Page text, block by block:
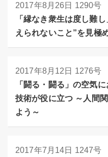
2017年8月26日 1290号
「縁なき衆生は度し難
えられないこと”を見極
2017年8月12日 1276号
「闘る・闘る」の空気
技術が役に立つ ～人間
よう～
2017年7月14日 1247号